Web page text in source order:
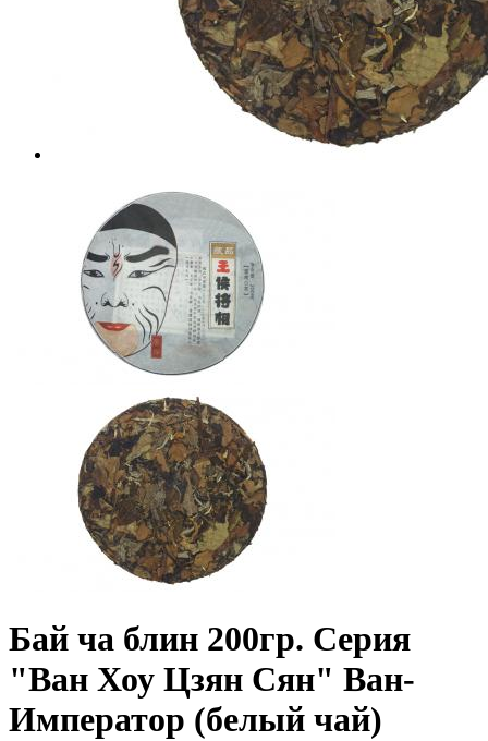
Бай ча блин 200гр. Серия
"Ван Хоу Цзян Сян" Ван-
Император (белый чай)